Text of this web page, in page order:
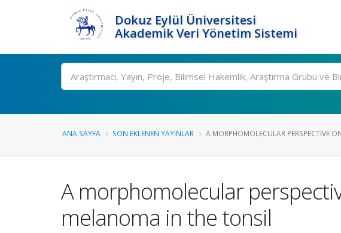
Dokuz Eylül Üniversitesi
Akademik Veri Yönetim Sistemi
Ara
ANA SAYFA SON EKLENEN YAYINLAR A MORPHOMOLECULAR PERSPECTIVE
A morphomolecular
melanoma in the tonsil